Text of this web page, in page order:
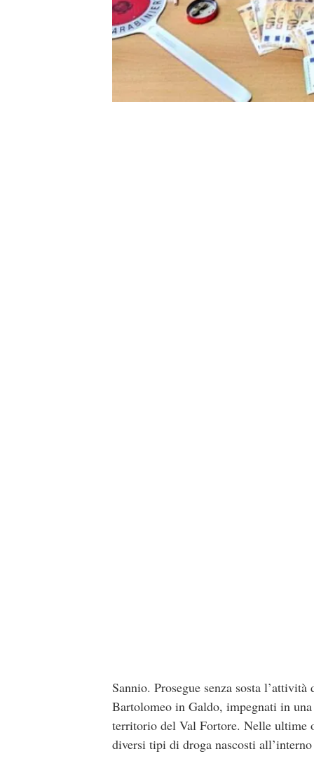
Sannio. Prosegue senza sosta
Bartolomeo in Galdo, impegnati in
territorio del Val Fortore. Nelle ultime
diversi tipi di droga nascosti